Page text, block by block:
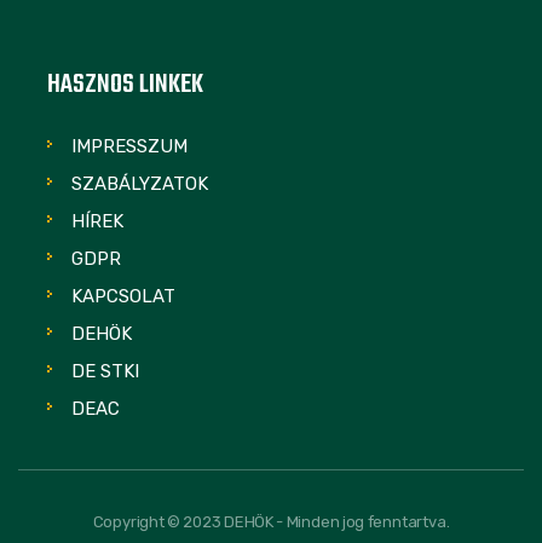
HASZNOS LINKEK
IMPRESSZUM
SZABÁLYZATOK
HÍREK
GDPR
KAPCSOLAT
DEHÖK
DE STKI
DEAC
Copyright © 2023 DEHÖK - Minden jog fenntartva.